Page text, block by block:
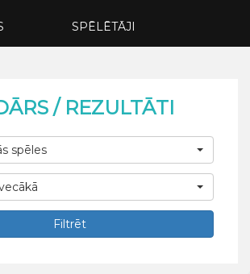
SPĒLĒTĀJI
/ REZULTĀTI
spēles
Filtrēt